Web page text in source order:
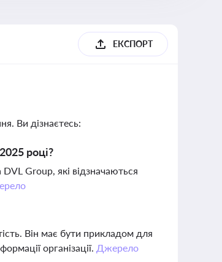
ЕКСПОРТ
Ви дізнаєтесь:
році?
Group, які відзначаються
Він має бути прикладом для
організації. Джерело